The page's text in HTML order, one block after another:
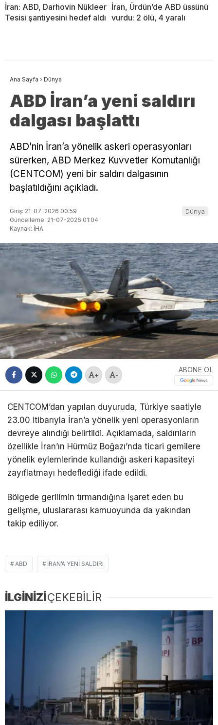
İran: ABD, Darhovin Nükleer
Tesisi şantiyesini hedef aldı
İran, Ürdün’de ABD üssünü
vurdu: 2 ölü, 4 yaralı
Ana Sayfa › Dünya
ABD İran’a yeni saldırı
dalgası başlattı
ABD’nin İran’a yönelik askeri operasyonları
sürerken, ABD Merkez Kuvvetler Komutanlığı
(CENTCOM) yeni bir saldırı dalgasının
başlatıldığını açıkladı.
Giriş: 21-07-2026 00:59
Güncelleme: 21-07-2026 01:04
Kaynak: İHA
Dünya
+ -
ABONE OL
CENTCOM’dan yapılan duyuruda, Türkiye saatiyle
23.00 itibarıyla İran’a yönelik yeni operasyonların
devreye alındığı belirtildi. Açıklamada, saldırıların
özellikle İran’ın Hürmüz Boğazı’nda ticari gemilere
yönelik eylemlerinde kullandığı askeri kapasiteyi
zayıflatmayı hedeflediği ifade edildi.
Bölgede gerilimin tırmandığına işaret eden bu
gelişme, uluslararası kamuoyunda da yakından
takip ediliyor.
ABD İRAN’A YENI SALDIRI
İLGİNİZİÇEKEBİLİR